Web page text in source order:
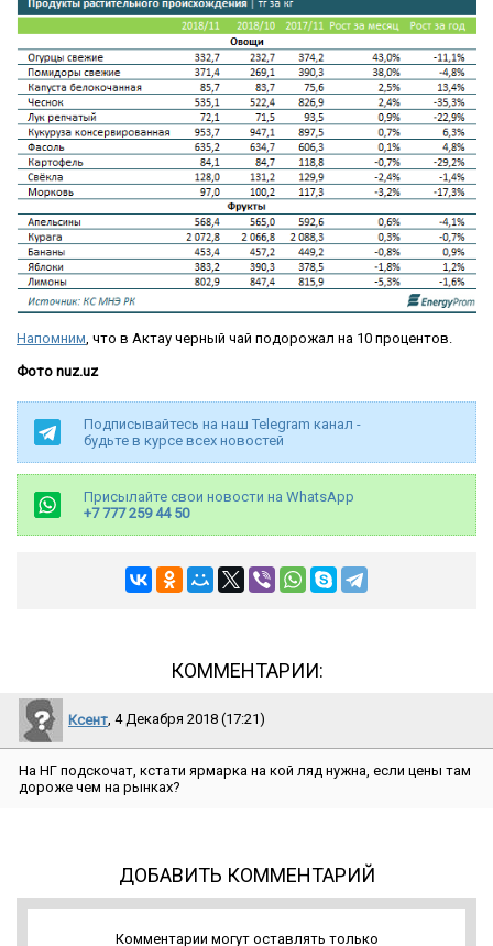
Напомним, что в Актау черный чай подорожал на 10 процентов.
Фото nuz.uz
Подписывайтесь на наш Telegram канал -
будьте в курсе всех новостей
Присылайте свои новости на WhatsApp
+7 777 259 44 50
КОММЕНТАРИИ:
Ксент, 4 Декабря 2018 (17:21)
На НГ подскочат, кстати ярмарка на кой ляд нужна, если цены там
дороже чем на рынках?
ДОБАВИТЬ КОММЕНТАРИЙ
Комментарии могут оставлять только